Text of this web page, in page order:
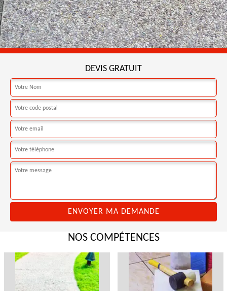
DEVIS GRATUIT
NOS COMPÉTENCES